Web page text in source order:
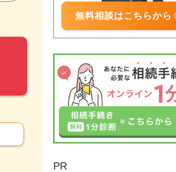
無料相談はこちらから
PR